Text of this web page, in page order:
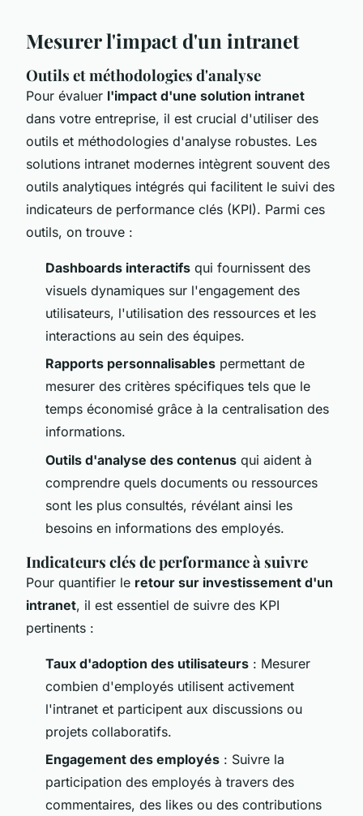
Mesurer l'impact d'un intranet
Outils et méthodologies d'analyse
Pour évaluer l'impact d'une solution intranet
dans votre entreprise, il est crucial d'utiliser des
outils et méthodologies d'analyse robustes. Les
solutions intranet modernes intègrent souvent des
outils analytiques intégrés qui facilitent le suivi des
indicateurs de performance clés (KPI). Parmi ces
outils, on trouve :
Dashboards interactifs qui fournissent des
visuels dynamiques sur l'engagement des
utilisateurs, l'utilisation des ressources et les
interactions au sein des équipes.
Rapports personnalisables permettant de
mesurer des critères spécifiques tels que le
temps économisé grâce à la centralisation des
informations.
Outils d'analyse des contenus qui aident à
comprendre quels documents ou ressources
sont les plus consultés, révélant ainsi les
besoins en informations des employés.
Indicateurs clés de performance à suivre
Pour quantifier le retour sur investissement d'un
intranet, il est essentiel de suivre des KPI
pertinents :
Taux d'adoption des utilisateurs : Mesurer
combien d'employés utilisent activement
l'intranet et participent aux discussions ou
projets collaboratifs.
Engagement des employés : Suivre la
participation des employés à travers des
commentaires, des likes ou des contributions